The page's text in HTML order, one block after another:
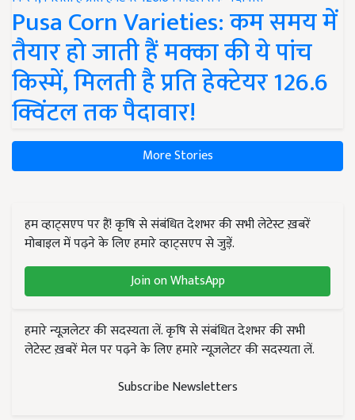
Pusa Corn Varieties: कम समय में
तैयार हो जाती हैं मक्का की ये पांच
किस्में, मिलती है प्रति हेक्टेयर 126.6
क्विंटल तक पैदावार!
More Stories
हम व्हाट्सएप पर हैं! कृषि से संबंधित देशभर की सभी लेटेस्ट ख़बरें
मोबाइल में पढ़ने के लिए हमारे व्हाट्सएप से जुड़ें.
Join on WhatsApp
हमारे न्यूज़लेटर की सदस्यता लें. कृषि से संबंधित देशभर की सभी
लेटेस्ट ख़बरें मेल पर पढ़ने के लिए हमारे न्यूज़लेटर की सदस्यता लें.
Subscribe Newsletters